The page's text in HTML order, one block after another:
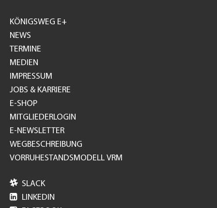
GH
KÖNIGSWEG E+
NEWS
TERMINE
MEDIEN
IMPRESSUM
JOBS & KARRIERE
E-SHOP
MITGLIEDERLOGIN
E-NEWSLETTER
WEGBESCHREIBUNG
VORRUHESTANDSMODELL VRM
 SLACK
 LINKEDIN